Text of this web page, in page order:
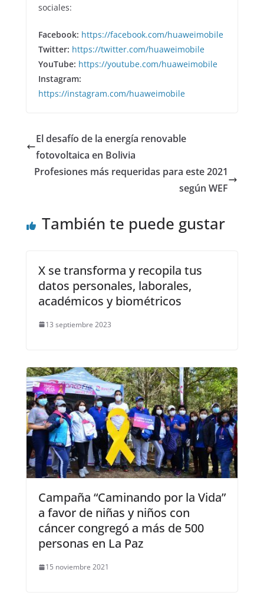
sociales:
Facebook: https://facebook.com/huaweimobile
Twitter: https://twitter.com/huaweimobile
YouTube: https://youtube.com/huaweimobile
Instagram:
https://instagram.com/huaweimobile
El desafío de la energía renovable
fotovoltaica en Bolivia
Profesiones más requeridas para este 2021
según WEF
También te puede gustar
X se transforma y recopila tus
datos personales, laborales,
académicos y biométricos
13 septiembre 2023
Campaña “Caminando por la Vida”
a favor de niñas y niños con
cáncer congregó a más de 500
personas en La Paz
15 noviembre 2021